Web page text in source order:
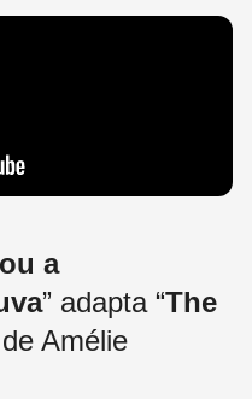
a
” adapta “The
de Amélie